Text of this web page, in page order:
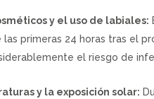
y el uso de labiales:
las primeras 24 horas tras el
el riesgo de
y la exposición solar: